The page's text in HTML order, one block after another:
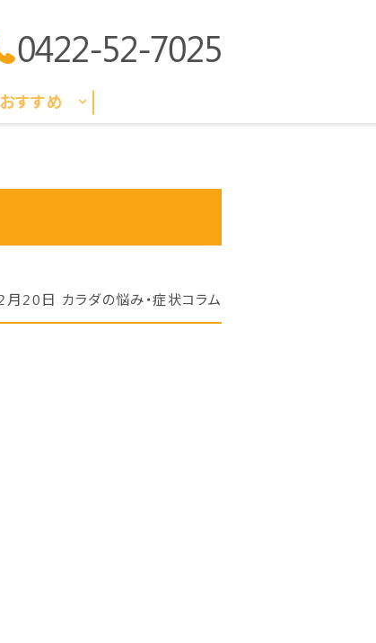
0422-52-7025
すすめ
月20日 カラダの悩み・症状コラム